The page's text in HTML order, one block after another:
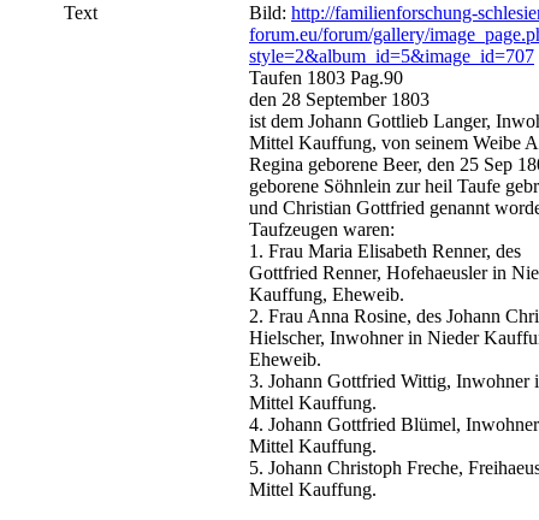
Text
Bild: http://familienforschung-
forum.eu/forum/gallery/
style=2&album_id=5&image_id=707
Taufen 1803 Pag.90
den 28 September 1803
ist dem Johann Gottlieb Langer,
Mittel Kauffung, von seinem Weibe
Regina geborene Beer, den 25 Sep
geborene Söhnlein zur heil Taufe
und Christian Gottfried genannt
Taufzeugen waren:
1. Frau Maria Elisabeth Renner, des
Gottfried Renner, Hofehaeusler in
Kauffung, Eheweib.
2. Frau Anna Rosine, des Johann
Hielscher, Inwohner in Nieder
Eheweib.
3. Johann Gottfried Wittig, Inwohner
Mittel Kauffung.
4. Johann Gottfried Blümel,
Mittel Kauffung.
5. Johann Christoph Freche,
Mittel Kauffung.